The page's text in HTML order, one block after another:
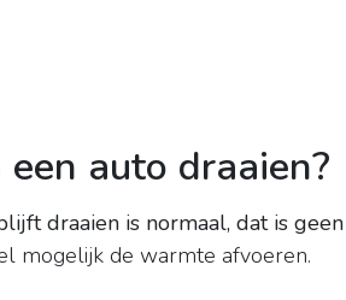
auto draaien?
draaien is normaal, dat is geen
mogelijk de warmte afvoeren.